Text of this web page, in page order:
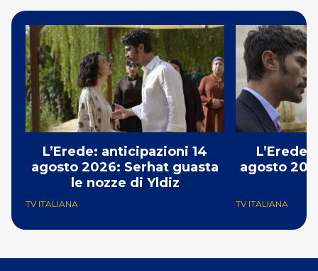
L’Erede: anticipazioni 14
agosto 2026: Serhat guasta
le nozze di Yldiz
TV ITALIANA
agosto
TV ITALIANA